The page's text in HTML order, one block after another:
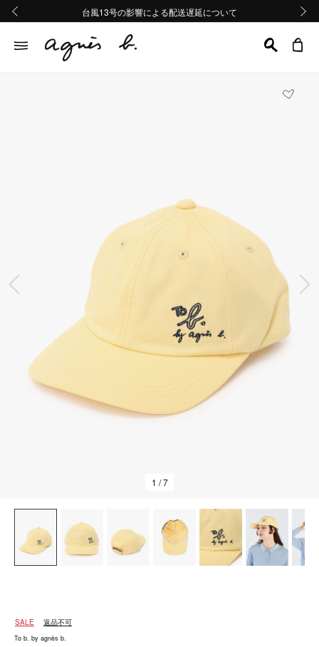
熊本地域地震の影響による配送遅延について
Summer Sale 2buy10%OFF!!
台風13号の影響による配送遅延について
熊本地域地震の影響による配送遅延について
Summer Sale 2buy10%OFF!!
前の画像
1 / 7
SALE 返品不可
To b. by agnès b.